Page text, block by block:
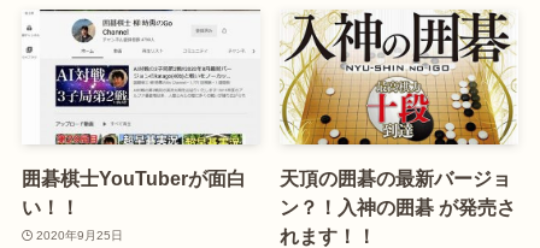
囲碁棋士YouTuberが面白
い！！
2020年9月25日
天頂の囲碁の最新バージョ
ン？！入神の囲碁 が発売さ
れます！！